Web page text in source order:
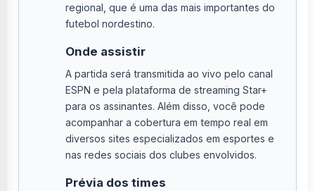
regional, que é uma das mais importantes do
futebol nordestino.
Onde assistir
A partida será transmitida ao vivo pelo canal
ESPN e pela plataforma de streaming Star+
para os assinantes. Além disso, você pode
acompanhar a cobertura em tempo real em
diversos sites especializados em esportes e
nas redes sociais dos clubes envolvidos.
Prévia dos times